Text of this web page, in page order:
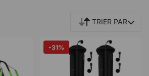
TRIER PAR
-31%